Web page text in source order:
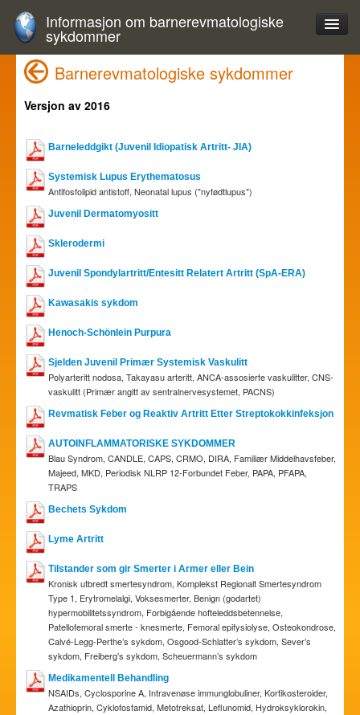
Informasjon om barnerevmatologiske
sykdommer
Barnerevmatologiske sykdommer
Versjon av 2016
Barneleddgikt (Juvenil Idiopatisk Artritt- JIA)
Systemisk Lupus Erythematosus
Antifosfolipid antistoff, Neonatal lupus ("nyfødtlupus")
Juvenil Dermatomyositt
Sklerodermi
Juvenil Spondylartritt/Entesitt Relatert Artritt (SpA-ERA)
Kawasakis sykdom
Henoch-Schönlein Purpura
Sjelden Juvenil Primær Systemisk Vaskulitt
Polyarteritt nodosa, Takayasu arteritt, ANCA-assosierte vaskulitter, CNS-
vaskulitt (Primær angitt av sentralnervesystemet, PACNS)
Revmatisk Feber og Reaktiv Artritt Etter Streptokokkinfeksjon
AUTOINFLAMMATORISKE SYKDOMMER
Blau Syndrom, CANDLE, CAPS, CRMO, DIRA, Familiær Middelhavsfeber,
Majeed, MKD, Periodisk NLRP 12-Forbundet Feber, PAPA, PFAPA,
TRAPS
Bechets Sykdom
Lyme Artritt
Tilstander som gir Smerter i Armer eller Bein
Kronisk utbredt smertesyndrom, Komplekst Regionalt Smertesyndrom
Type 1, Erytromelalgi, Voksesmerter, Benign (godartet)
hypermobilitetssyndrom, Forbigående hofteleddsbetennelse,
Patellofemoral smerte - knesmerte, Femoral epifysiolyse, Osteokondrose,
Calvé-Legg-Perthe’s sykdom, Osgood-Schlatter’s sykdom, Sever’s
sykdom, Freiberg’s sykdom, Scheuermann’s sykdom
Medikamentell Behandling
NSAIDs, Cyclosporine A, Intravenøse immunglobuliner, Kortikosteroider,
Azathioprin, Cyklofosfamid, Metotreksat, Leflunomid, Hydroksyklorokin,